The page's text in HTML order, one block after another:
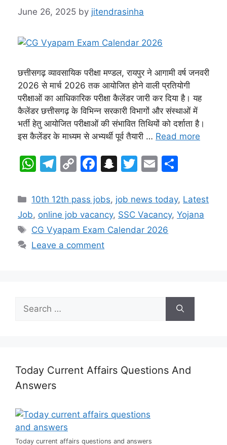
June 26, 2025 by jitendrasinha
छत्तीसगढ़ व्यावसायिक परीक्षा मण्डल, रायपुर ने आगामी वर्ष जनवरी
2026 से मार्च 2026 तक आयोजित होने वाली प्रतियोगी
परीक्षाओं का आधिकारिक परीक्षा कैलेंडर जारी कर दिया है। यह
कैलेंडर छत्तीसगढ़ के विभिन्न सरकारी विभागों और संस्थाओं में
भर्ती हेतु आयोजित परीक्षाओं की संभावित तिथियों को दर्शाता है।
इस कैलेंडर के माध्यम से अभ्यर्थी पूर्व तैयारी … Read more
W
at
s
A
p
T
e
gr
a
m
C
p
y
Li
n
F
c
e
b
o
S
a
p
c
T
itt
er
E
ai
l
ar
e
Categories
10th 12th pass jobs, job news today, Latest
Job, online job vacancy, SSC Vacancy, Yojana
Tags
CG Vyapam Exam Calendar 2026
Leave a comment
Search
for:
Today Current Affairs Questions And
Answers
Today current affairs questions and answers